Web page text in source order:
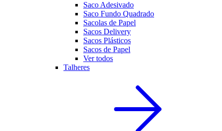
Saco Adesivado
Saco Fundo Quadrado
Sacolas de Papel
Sacos Delivery
Sacos Plásticos
Sacos de Papel
Ver todos
Talheres